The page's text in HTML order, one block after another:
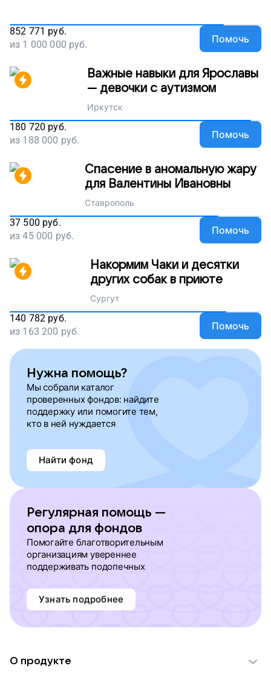
852 771 руб.
из 1 000 000 руб. Помочь
Важные навыки для Ярославы
— девочки с аутизмом
Иркутск
180 720 руб.
из 188 000 руб. Помочь
Спасение в аномальную жару
для Валентины Ивановны
Ставрополь
37 500 руб.
из45 000 руб. Помочь
Накормим Чаки и десятки
других собак в приюте
Сургут
140 782 руб.
из 163 200 руб. Помочь
Нужна помощь?
Мы собрали каталог
проверенных фондов: найдите
поддержку или помогите тем,
кто в ней нуждается
Найти фонд
Регулярная помощь —
опора для фондов
Помогайте благотворительным
организациям увереннее
поддерживать подопечных
Узнать подробнее
О продукте